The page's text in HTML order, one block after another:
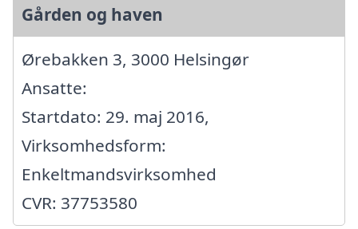
Gården og haven
Ørebakken 3, 3000 Helsingør
Ansatte:
Startdato: 29. maj 2016,
Virksomhedsform:
Enkeltmandsvirksomhed
CVR: 37753580